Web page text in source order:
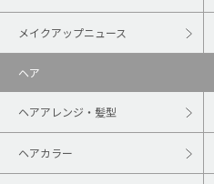
メイクアップニュース
ヘア
ヘアアレンジ・髪型
ヘアカラー